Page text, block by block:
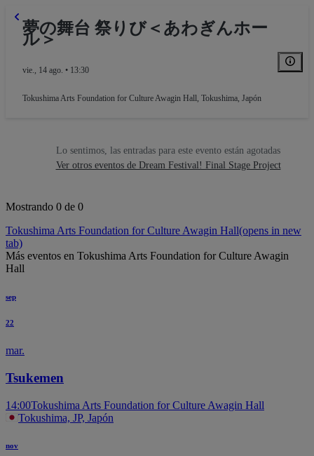
夢の舞台 祭りび＜あわぎんホー
ル＞
vie., 14 ago. • 13:30
Tokushima Arts Foundation for Culture Awagin Hall, Tokushima, Japón
Lo sentimos, las entradas para este evento están agotadas
Ver otros eventos de Dream Festival! Final Stage Project
Mostrando 0 de 0
Tokushima Arts Foundation for Culture Awagin Hall(opens in new
tab)
Más eventos en Tokushima Arts Foundation for Culture Awagin
Hall
sep
22
mar.
Tsukemen
14:00Tokushima Arts Foundation for Culture Awagin Hall
Tokushima, JP, Japón
nov